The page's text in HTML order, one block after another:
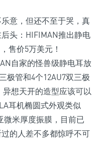
意，但还不至于哭，真
头：HIFIMAN推出静电
售价5万美元！
自家的怪兽级静电耳放
极管和4个12AU7双三极
想天开的造型应该可以
耳机椭圆式外观类似
微米厚度振膜，目前已
的人差不多都惊呼不可